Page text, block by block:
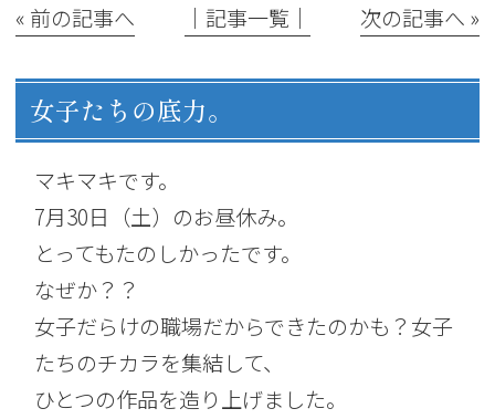
« 前の記事へ │記事一覧│ 次の記事へ »
女子たちの底力。
マキマキです。
7月30日（土）のお昼休み。
とってもたのしかったです。
なぜか？？
女子だらけの職場だからできたのかも？女子
たちのチカラを集結して、
ひとつの作品を造り上げました。